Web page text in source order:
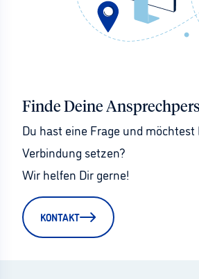
Finde Deine
Du hast eine Frage und
Verbindung setzen?
Wir helfen Dir gerne!
KONTAKT